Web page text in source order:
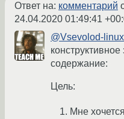
Ответ на: комментарий
24.04.2020 01:49:41
@Vsevolod-
содержание:
Цель:
Мне